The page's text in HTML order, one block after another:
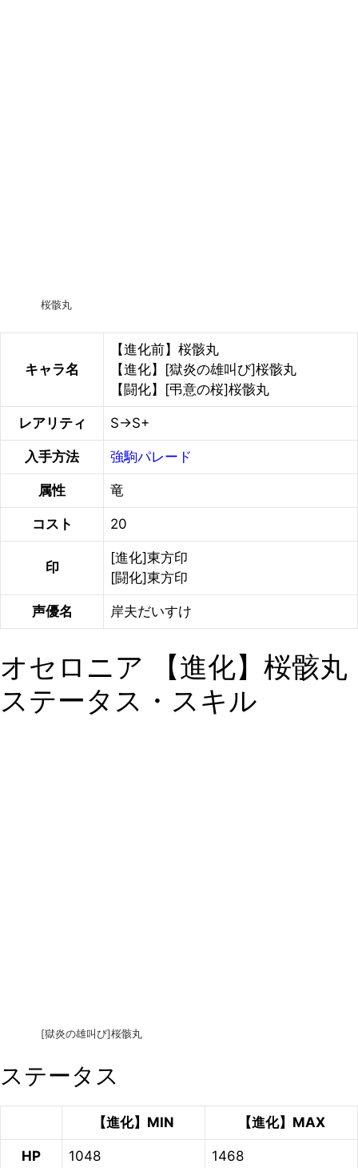
桜骸丸
キャラ名
【進化前】桜骸丸
【進化】[獄炎の雄叫び]桜骸丸
【闘化】[弔意の桜]桜骸丸
レアリティ S→S+
入手方法 強駒パレード
属性 竜
コスト 20
印
[進化]東方印
[闘化]東方印
声優名 岸夫だいすけ
オセロニア 【進化】桜骸丸
ステータス・スキル
[獄炎の雄叫び]桜骸丸
ステータス
【進化】MIN 【進化】MAX
HP 1048 1468